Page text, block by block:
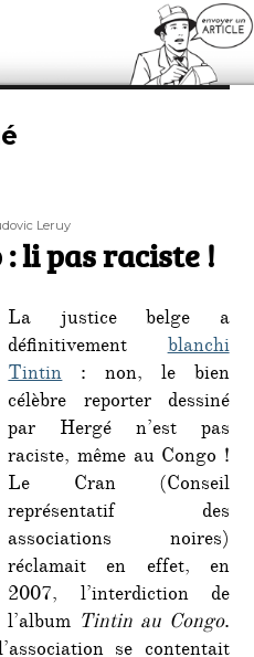
Leruy
li pas raciste !
La justice belge a
définitivementblanchi
Tintin: non, le bien
célèbre reporter dessiné
par Hergé n’est pas
raciste, même au Congo !
Le Cran (Conseil
représentatif des
associations noires)
réclamait en effet, en
2007, l’interdiction de
l’album Tintin au Congo.